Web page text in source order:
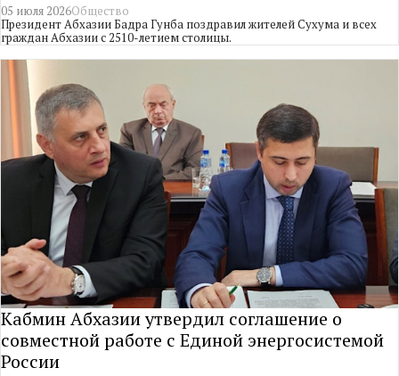
05 июля 2026Общество
Президент Абхазии Бадра Гунба поздравил жителей Сухума и всех
граждан Абхазии с 2510-летием столицы.
Кабмин Абхазии утвердил соглашение о
совместной работе с Единой энергосистемой
России